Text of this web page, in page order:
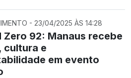
- 23/04/2025 ÀS 14:28
Zero 92: Manaus recebe
cultura e
em evento